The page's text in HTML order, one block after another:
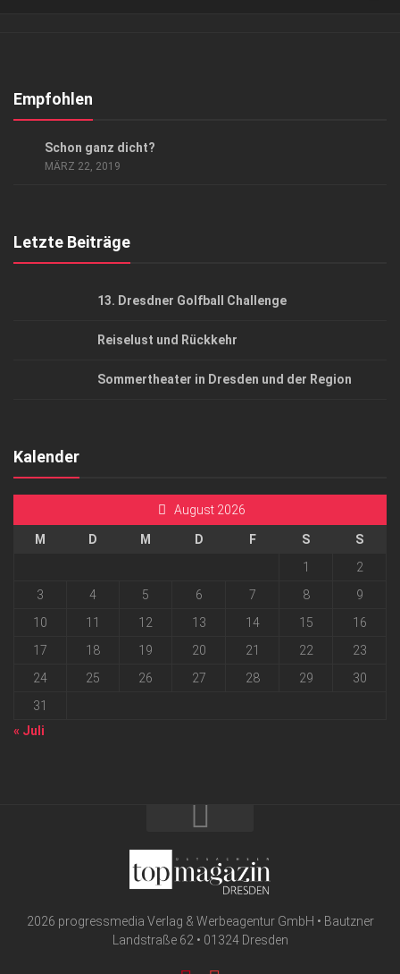
Kontakt, Impressum
Empfohlen
Schon ganz dicht?
MÄRZ 22, 2019
Letzte Beiträge
13. Dresdner Golfball Challenge
Reiselust und Rückkehr
Sommertheater in Dresden und der Region
Kalender
August 2026
M D M D F S
S
1
2
3
4 5 6 7 8
9
10
11 12 13 14 15
16
17
18 19 20 21 22
23
24
25 26 27 28 29
30
31
« Juli
2026 progressmedia Verlag & Werbeagentur GmbH • Bautzner
Landstraße 62 • 01324 Dresden